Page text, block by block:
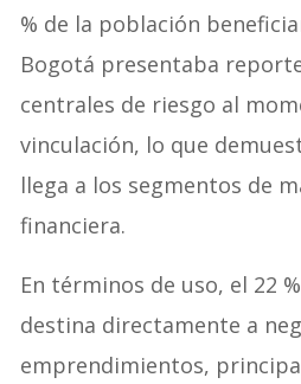
% de la población
Bogotá presentaba
centrales de riesgo al
vinculación, lo que
llega a los segmentos de
financiera.
En términos de uso, el 22
destina directamente a
emprendimientos,